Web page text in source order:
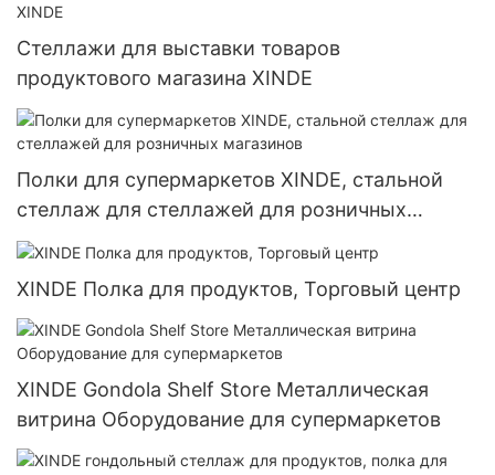
Стеллажи для выставки товаров
продуктового магазина XINDE
Полки для супермаркетов XINDE, стальной
стеллаж для стеллажей для розничных
магазинов
XINDE Полка для продуктов, Торговый центр
XINDE Gondola Shelf Store Металлическая
витрина Оборудование для супермаркетов